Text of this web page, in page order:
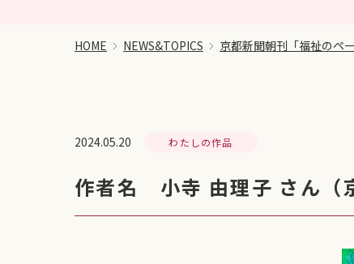
HOME NEWS&TOPICS 京都新聞朝刊「福祉のペー
2024.05.20 わたしの作品
作者名 小寺 由理子 さん（